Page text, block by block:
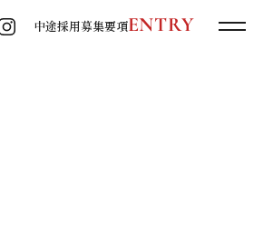
中途採用募集要項ENTRY